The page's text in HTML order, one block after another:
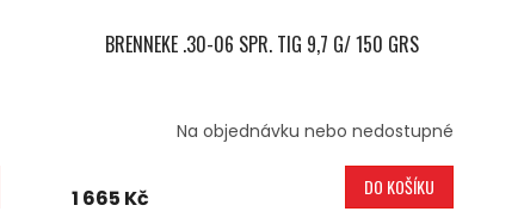
BRENNEKE .30-06 SPR. TIG 9,7 G/ 150 GRS
Na objednávku nebo nedostupné
1 665 Kč DO KOŠÍKU